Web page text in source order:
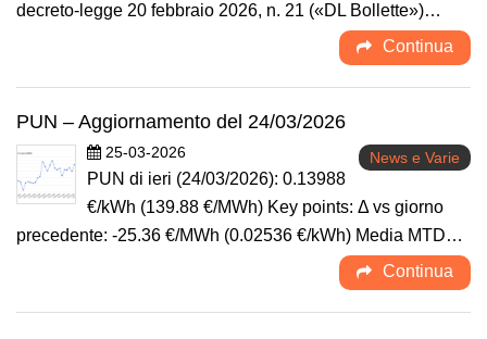
decreto-legge 20 febbraio 2026, n. 21 («DL Bollette»)…
Continua
PUN – Aggiornamento del 24/03/2026
25-03-2026 News e Varie
PUN di ieri (24/03/2026): 0.13988
€/kWh (139.88 €/MWh) Key points: Δ vs giorno
precedente: -25.36 €/MWh (0.02536 €/kWh) Media MTD…
Continua